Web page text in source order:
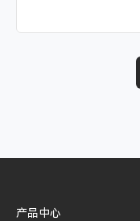
产品中心